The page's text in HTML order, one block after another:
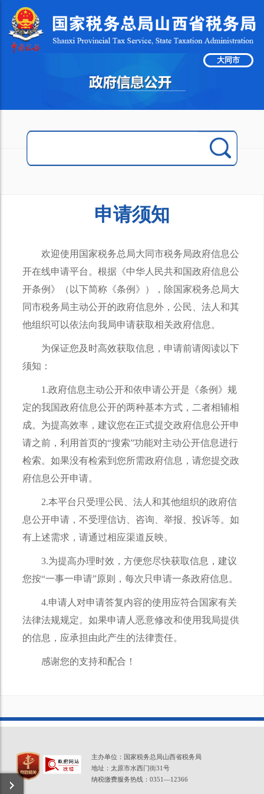
大同市
申请须知
欢迎使用国家税务总局大同市税务局政府信息公
开在线申请平台。根据《中华人民共和国政府信息公
开条例》（以下简称《条例》），除国家税务总局大
同市税务局主动公开的政府信息外，公民、法人和其
他组织可以依法向我局申请获取相关政府信息。
为保证您及时高效获取信息，申请前请阅读以下
须知：
1.政府信息主动公开和依申请公开是《条例》规
定的我国政府信息公开的两种基本方式，二者相辅相
成。为提高效率，建议您在正式提交政府信息公开申
请之前，利用首页的“搜索”功能对主动公开信息进行
检索。如果没有检索到您所需政府信息，请您提交政
府信息公开申请。
2.本平台只受理公民、法人和其他组织的政府信
息公开申请，不受理信访、咨询、举报、投诉等。如
有上述需求，请通过相应渠道反映。
3.为提高办理时效，方便您尽快获取信息，建议
您按“一事一申请”原则，每次只申请一条政府信息。
4.申请人对申请答复内容的使用应符合国家有关
法律法规规定。如果申请人恶意修改和使用我局提供
的信息，应承担由此产生的法律责任。
感谢您的支持和配合！
主办单位：国家税务总局山西省税务局
地址：太原市水西门街31号
纳税缴费服务热线：0351—12366